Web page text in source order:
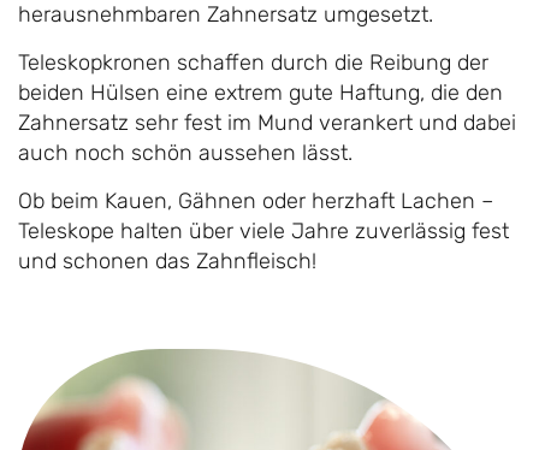
herausnehmbaren Zahnersatz umgesetzt.
Teleskopkronen schaffen durch die Reibung der
beiden Hülsen eine extrem gute Haftung, die den
Zahnersatz sehr fest im Mund verankert und dabei
auch noch schön aussehen lässt.
Ob beim Kauen, Gähnen oder herzhaft Lachen –
Teleskope halten über viele Jahre zuverlässig fest
und schonen das Zahnfleisch!